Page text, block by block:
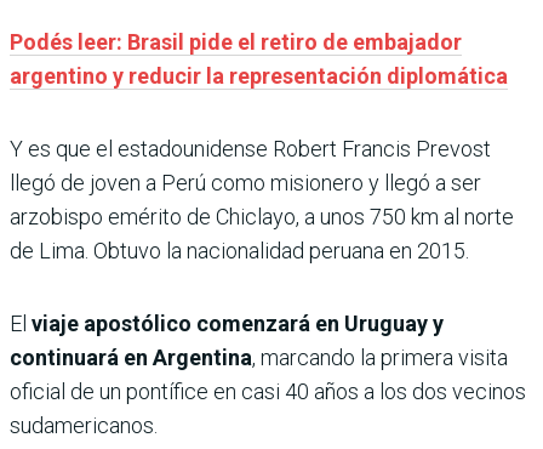
Podés leer: Brasil pide el retiro de embajador
argentino y reducir la representación diplomática
Y es que el estadounidense Robert Francis Prevost
llegó de joven a Perú como misionero y llegó a ser
arzobispo emérito de Chiclayo, a unos 750 km al norte
de Lima. Obtuvo la nacionalidad peruana en 2015.
El viaje apostólico comenzará en Uruguay y
continuará en Argentina, marcando la primera visita
oficial de un pontífice en casi 40 años a los dos vecinos
sudamericanos.